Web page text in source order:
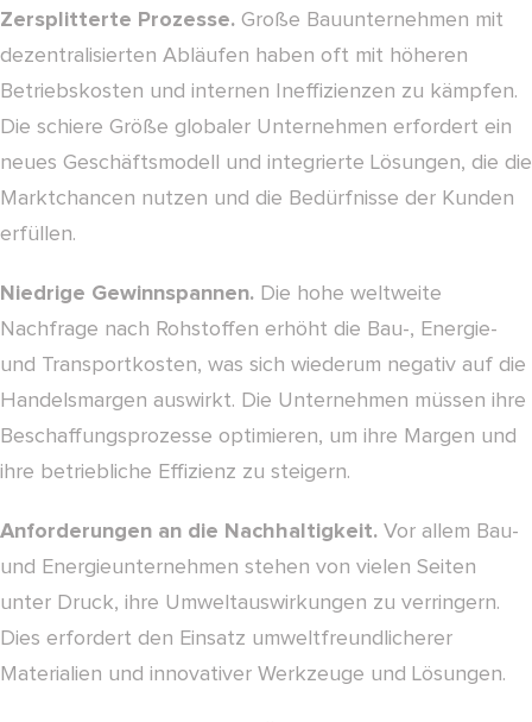
Zersplitterte Prozesse. Große Bauunternehmen mit
dezentralisierten Abläufen haben oft mit höheren
Betriebskosten und internen Ineffizienzen zu kämpfen.
Die schiere Größe globaler Unternehmen erfordert ein
neues Geschäftsmodell und integrierte Lösungen, die die
Marktchancen nutzen und die Bedürfnisse der Kunden
erfüllen.
Niedrige Gewinnspannen. Die hohe weltweite
Nachfrage nach Rohstoffen erhöht die Bau-, Energie-
und Transportkosten, was sich wiederum negativ auf die
Handelsmargen auswirkt. Die Unternehmen müssen ihre
Beschaffungsprozesse optimieren, um ihre Margen und
ihre betriebliche Effizienz zu steigern.
Anforderungen an die Nachhaltigkeit. Vor allem Bau-
und Energieunternehmen stehen von vielen Seiten
unter Druck, ihre Umweltauswirkungen zu verringern.
Dies erfordert den Einsatz umweltfreundlicherer
Materialien und innovativer Werkzeuge und Lösungen.